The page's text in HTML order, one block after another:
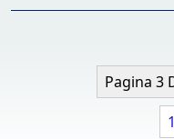
Pagina 3
1